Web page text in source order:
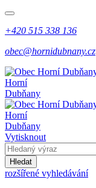
+420 515 338 136
obec@hornidubnany.cz
Horní
Dubňany
Horní
Dubňany
Vytisknout
Hledat
rozšířené vyhledávání